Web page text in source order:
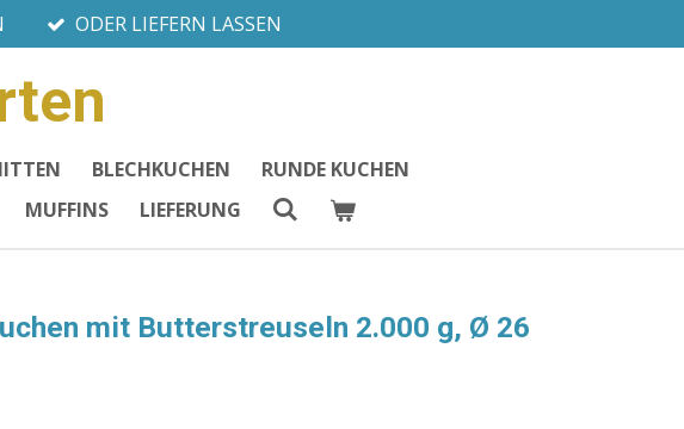
ODER LIEFERN LASSEN
BLECHKUCHEN
RUNDE KUCHEN
MUFFINS LIEFERUNG
mit Butterstreuseln 2.000 g, Ø 26